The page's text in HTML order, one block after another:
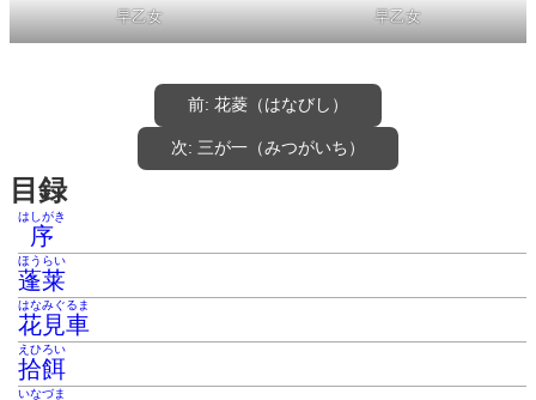
早乙女 早乙女
前: 花菱（はなびし）
次: 三が一（みつがいち）
目録
序
はしがき
蓬莱
ほうらい
花見車
はなみぐるま
拾餌
えひろい
いなづま